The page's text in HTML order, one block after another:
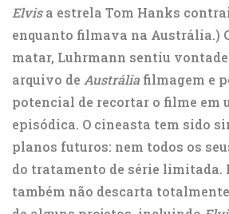
Elvisa estrela Tom Hanks
enquanto filmava na Austrália.)
matar, Luhrmann sentiu
arquivo de Austrália filmagem e
potencial de recortar o filme em
episódica. O cineasta tem sido
planos futuros: nem todos os
do tratamento de série limitada.
também não descarta